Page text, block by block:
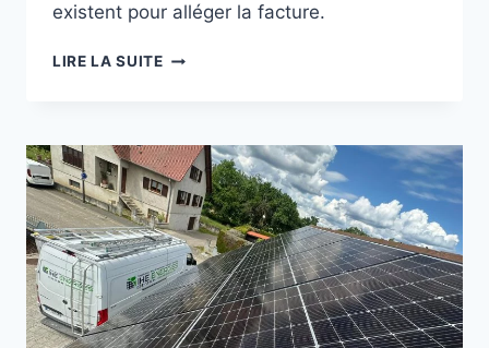
existent pour alléger la facture.
LIRE LA SUITE REMPLACER
POMPE
À
CHALEUR